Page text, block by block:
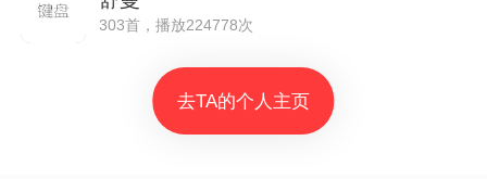
303首，播放224778次
去TA的个人主页